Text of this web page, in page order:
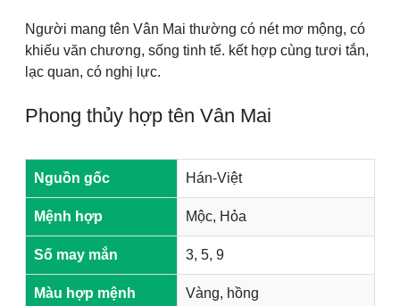
Người mang tên Vân Mai thường có nét mơ mộng, có
khiếu văn chương, sống tinh tế. kết hợp cùng tươi tắn,
lạc quan, có nghị lực.
Phong thủy hợp tên Vân Mai
Nguồn gốc Hán-Việt
Mệnh hợp Mộc, Hỏa
Số may mắn 3, 5, 9
Màu hợp mệnh Vàng, hồng